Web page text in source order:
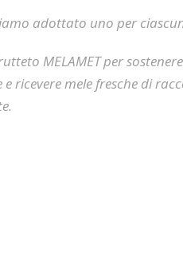
adottato uno per
MELAMET per
mele fresche di